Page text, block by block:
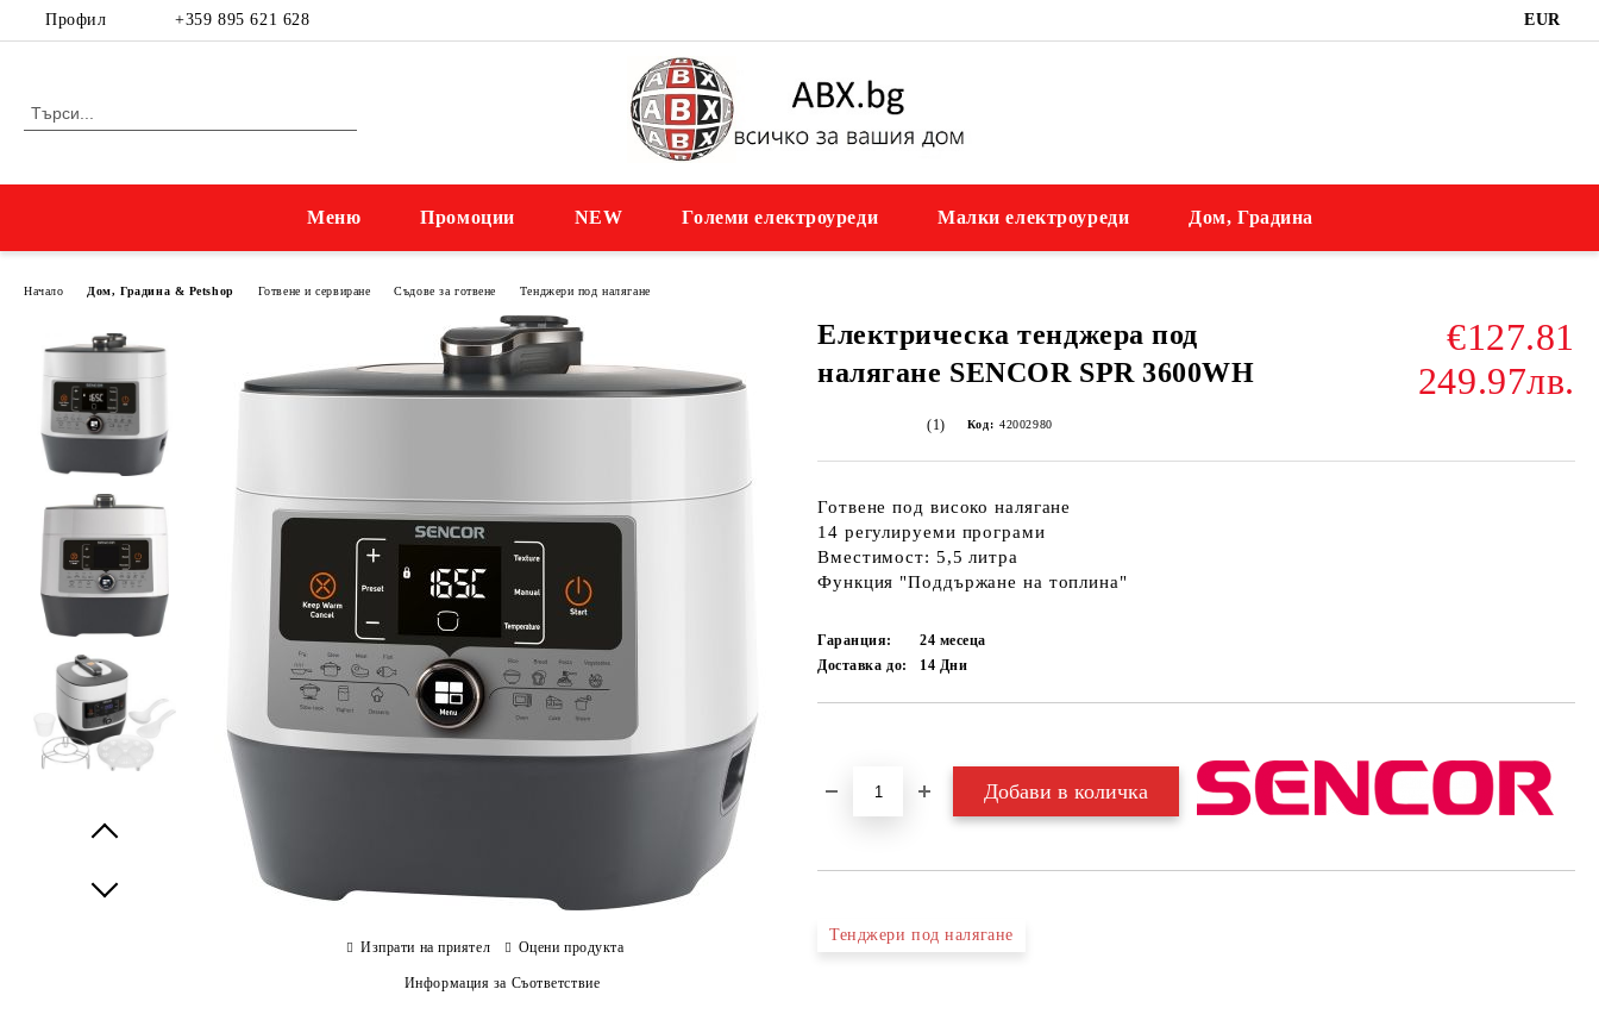
Профил +359 895 621 628 EUR
Меню Промоции NEW Големи електроуреди Малки електроуреди Дом, Градина
Начало Дом, Градина & Petshop Готвене и сервиране Съдове за готвене Тенджери под налягане
Електрическа тенджера под
налягане SENCOR SPR 3600WH
€127.81
249.97лв.
(1) Код: 42002980
Готвене под високо налягане
14 регулируеми програми
Вместимост: 5,5 литра
Функция "Поддържане на топлина"
Гаранция:
24 месеца
Доставка до:
14 Дни
Тенджери под налягане
Изпрати на приятел Оцени продукта
Информация за Съответствие